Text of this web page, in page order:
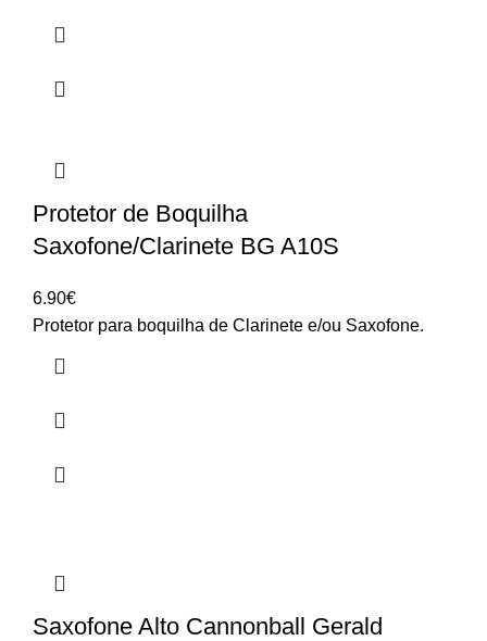
Protetor de Boquilha
Saxofone/Clarinete BG A10S
6.90€
Protetor para boquilha de Clarinete e/ou Saxofone.
Saxofone Alto Cannonball Gerald